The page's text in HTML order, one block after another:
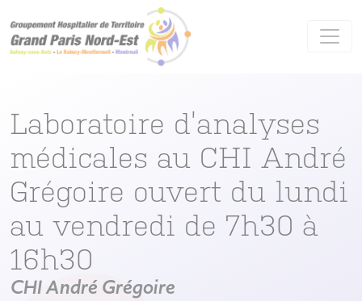
Laboratoire d’analyses
médicales au CHI André
Grégoire ouvert du lundi
au vendredi de 7h30 à
16h30
CHI André Grégoire
Panneau de gestion des cookies